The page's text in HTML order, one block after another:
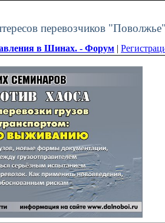
перевозчиков "Поволжье"
в Шинах. - Форум |